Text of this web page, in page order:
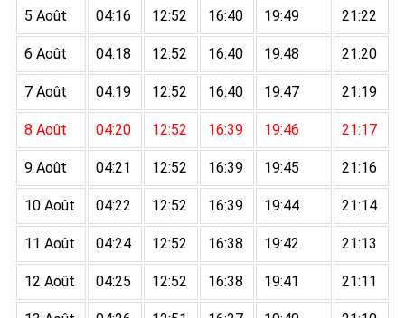
5 Août 04:16 12:52 16:40 19:49 21:22
6 Août 04:18 12:52 16:40 19:48 21:20
7 Août 04:19 12:52 16:40 19:47 21:19
8 Août 04:20 12:52 16:39 19:46 21:17
9 Août 04:21 12:52 16:39 19:45 21:16
10 Août 04:22 12:52 16:39 19:44 21:14
11 Août 04:24 12:52 16:38 19:42 21:13
12 Août 04:25 12:52 16:38 19:41 21:11